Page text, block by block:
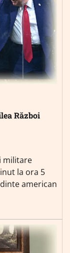
Război
militare
la ora 5
american